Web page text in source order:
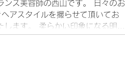
ンス美容師の西山です。 日々のお
アスタイルを撮らせて頂いてお
します。 柔らかい印象になる明る
アスタイルにしました。...